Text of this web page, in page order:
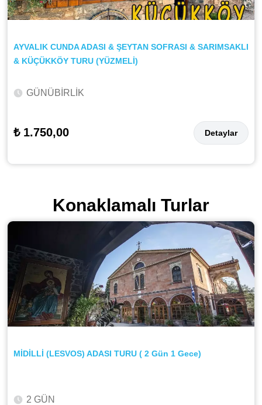
AYVALIK CUNDA ADASI & ŞEYTAN SOFRASI & SARIMSAKLI
& KÜÇÜKKÖY TURU (YÜZMELİ)
GÜNÜBİRLİK
₺ 1.750,00 Detaylar
Konaklamalı Turlar
MİDİLLİ (LESVOS) ADASI TURU ( 2 Gün 1 Gece)
2 GÜN